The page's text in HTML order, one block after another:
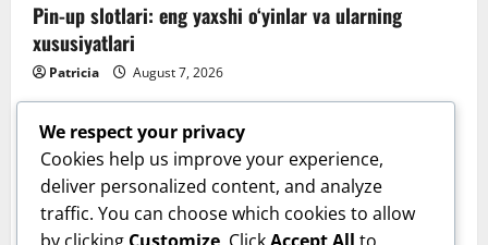
Pin-up slotlari: eng yaxshi o‘yinlar va ularning
xususiyatlari
Patricia August 7, 2026
Sanatate
We respect your privacy
Cookies help us improve your experience,
deliver personalized content, and analyze
traffic. You can choose which cookies to allow